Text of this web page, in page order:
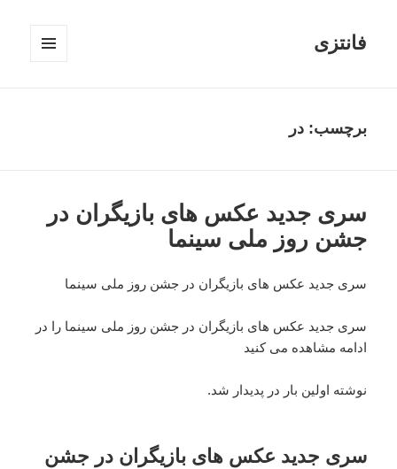
فانتزی
برچسب: در
سری جدید عکس های بازیگران در
جشن روز ملی سینما
سری جدید عکس های بازیگران در جشن روز ملی سینما
سری جدید عکس های بازیگران در جشن روز ملی سینما را در
ادامه مشاهده می کنید
نوشته اولین بار در پدیدار شد.
سری جدید عکس های بازیگران در جشن